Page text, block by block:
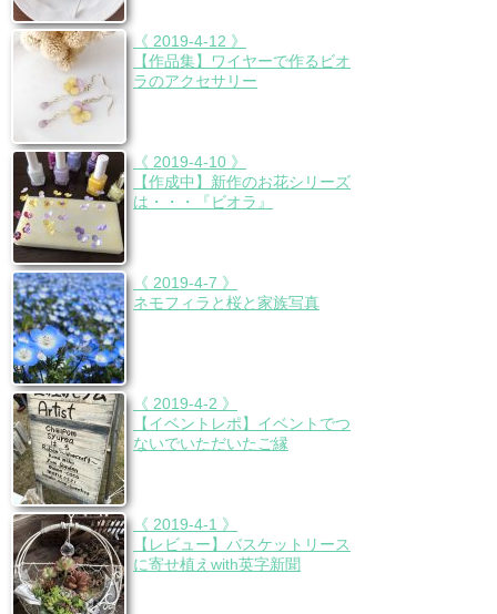
《 2019-4-12 》
【作品集】ワイヤーで作るビオ
ラのアクセサリー
《 2019-4-10 》
【作成中】新作のお花シリーズ
は・・・『ビオラ』
《 2019-4-7 》
ネモフィラと桜と家族写真
《 2019-4-2 》
【イベントレポ】イベントでつ
ないでいただいたご縁
《 2019-4-1 》
【レビュー】バスケットリース
に寄せ植えwith英字新聞